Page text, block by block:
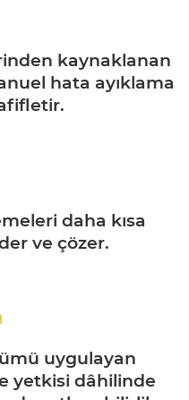
kaynaklanan
hata ayıklama
daha kısa
ve çözer.
uygulayan
yetkisi dâhilinde